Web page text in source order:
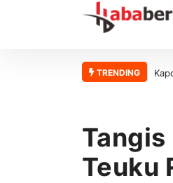
TRENDING
Tangis
Teuku